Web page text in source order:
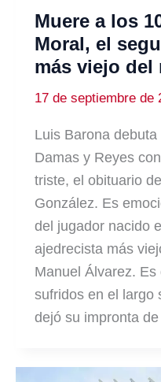
Muere a los
Moral, el
más viejo del
17 de septiembre de
Luis Barona
Damas y Reyes
triste, el obituario
González. Es
del jugador nacido
ajedrecista más
Manuel Álvarez.
sufridos en el largo
dejó su impronta